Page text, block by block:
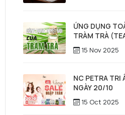
ỨNG DỤNG
TRÀM TRÀ
KHỎE, LÀM
DA ĐẦU
15 Nov 2025
NC PETRA TRI
NGÀY 20/10
15 Oct 2025